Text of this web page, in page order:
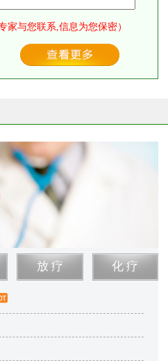
家与您联系,信息为您保密）
放 疗 化 疗